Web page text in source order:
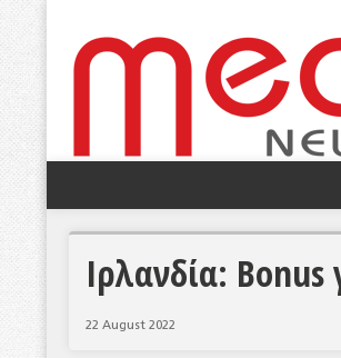
Ιρλανδία:
22 August 2022